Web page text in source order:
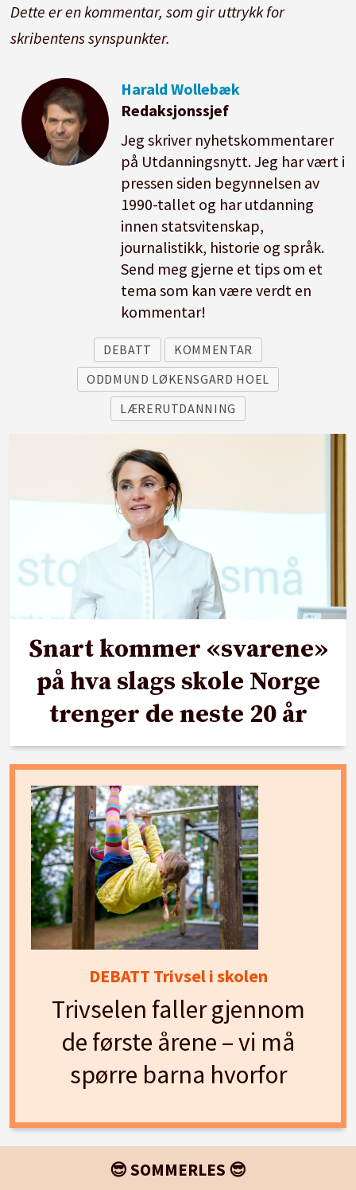
Dette er en kommentar, som gir uttrykk for
skribentens synspunkter.
Harald Wollebæk
Redaksjonssjef
Jeg skriver nyhetskommentarer
på Utdanningsnytt. Jeg har vært i
pressen siden begynnelsen av
1990-tallet og har utdanning
innen statsvitenskap,
journalistikk, historie og språk.
Send meg gjerne et tips om et
tema som kan være verdt en
kommentar!
DEBATT
KOMMENTAR
ODDMUND LØKENSGARD HOEL
LÆRERUTDANNING
Snart kommer «svarene»
på hva slags skole Norge
trenger de neste 20 år
DEBATT Trivsel i skolen
Trivselen faller gjennom
de første årene – vi må
spørre barna hvorfor
😎 SOMMERLES 😎